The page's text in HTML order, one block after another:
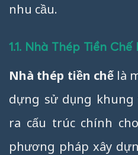
nhu cầu.
1.1. Nhà Thép Tiền Chế
Nhà thép tiền chế là
dựng sử dụng
ra cấu trúc chính
phương pháp xây